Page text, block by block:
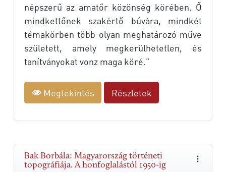
népszerű az amatőr közönség körében. Ő
mindkettőnek szakértő búvára, mindkét
témakörben több olyan meghatározó műve
született, amely megkerülhetetlen, és
tanítványokat vonz maga köré.”
Megtekintés Részletek
Bak Borbála: Magyarország történeti
topográfiája. A honfoglalástól 1950-ig